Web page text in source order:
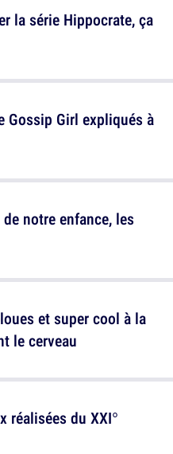
la série Hippocrate, ça
notre enfance, les
réalisées du XXI°
Gossip Girl expliqués à
et super cool à la
le cerveau